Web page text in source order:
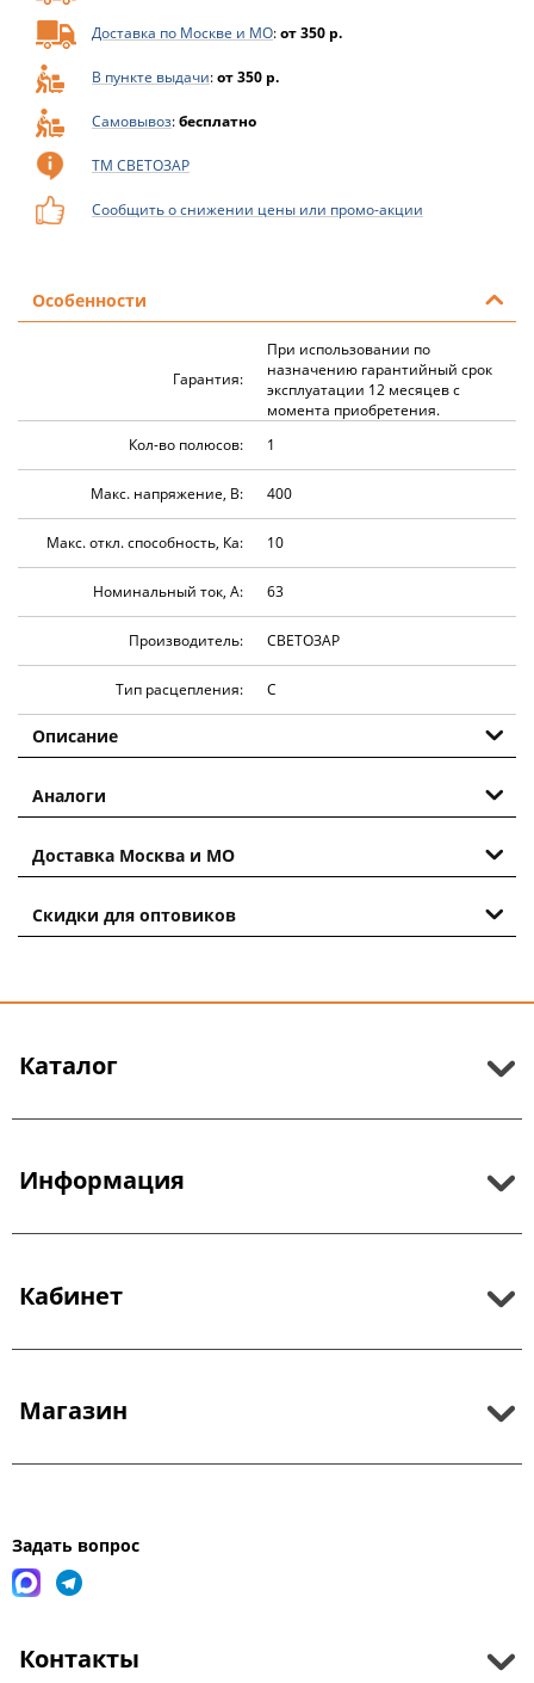
Доставка по Москве и МО:от 350 р.
В пункте выдачи:от 350 р.
Самовывоз:бесплатно
ТМ СВЕТОЗАР
Сообщить о снижении цены или промо-акции
Особенности
Гарантия:
При использовании по
назначению гарантийный срок
эксплуатации 12 месяцев с
момента приобретения.
Кол-во полюсов:
1
Макс. напряжение, В: 400
Макс. откл. способность, Ка: 10
Номинальный ток, А: 63
Производитель: СВЕТОЗАР
Тип расцепления: С
Описание
Аналоги
Доставка Москва и МО
Скидки для оптовиков
Каталог
Информация
Кабинет
Магазин
Задать вопрос
Контакты